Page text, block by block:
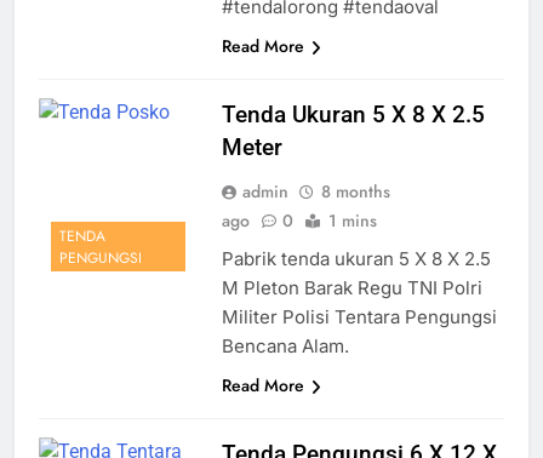
#tendalorong #tendaoval
Read More
TENDA
PENGUNGSI
Tenda Ukuran 5 X 8 X 2.5
Meter
admin
8 months
ago
0 1 mins
Pabrik tenda ukuran 5 X 8 X 2.5
M Pleton Barak Regu TNI Polri
Militer Polisi Tentara Pengungsi
Bencana Alam.
Read More